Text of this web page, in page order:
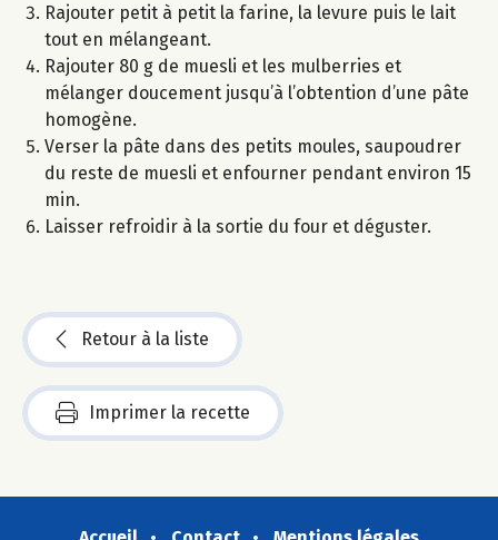
Rajouter petit à petit la farine, la levure puis le lait
tout en mélangeant.
Rajouter 80 g de muesli et les mulberries et
mélanger doucement jusqu’à l’obtention d’une pâte
homogène.
Verser la pâte dans des petits moules, saupoudrer
du reste de muesli et enfourner pendant environ 15
min.
Laisser refroidir à la sortie du four et déguster.
Retour à la liste
Imprimer la recette